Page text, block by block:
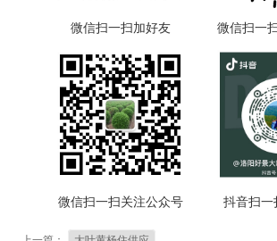
微信扫一扫加好友 微信扫一
微信扫一扫关注公众号 抖音扫一